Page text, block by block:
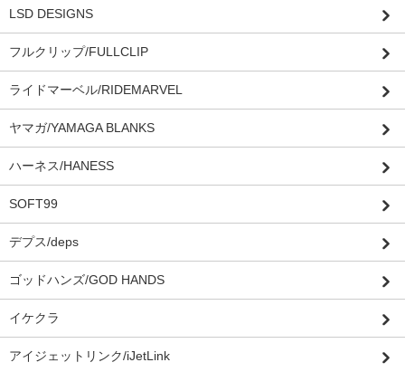
LSD DESIGNS
フルクリップ/FULLCLIP
ライドマーベル/RIDEMARVEL
ヤマガ/YAMAGA BLANKS
ハーネス/HANESS
SOFT99
デプス/deps
ゴッドハンズ/GOD HANDS
イケクラ
アイジェットリンク/iJetLink